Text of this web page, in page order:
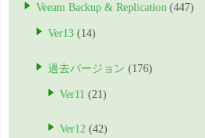
Veeam Backup & Replication (447)
Ver13 (14)
過去バージョン (176)
Ver11 (21)
Ver12 (42)